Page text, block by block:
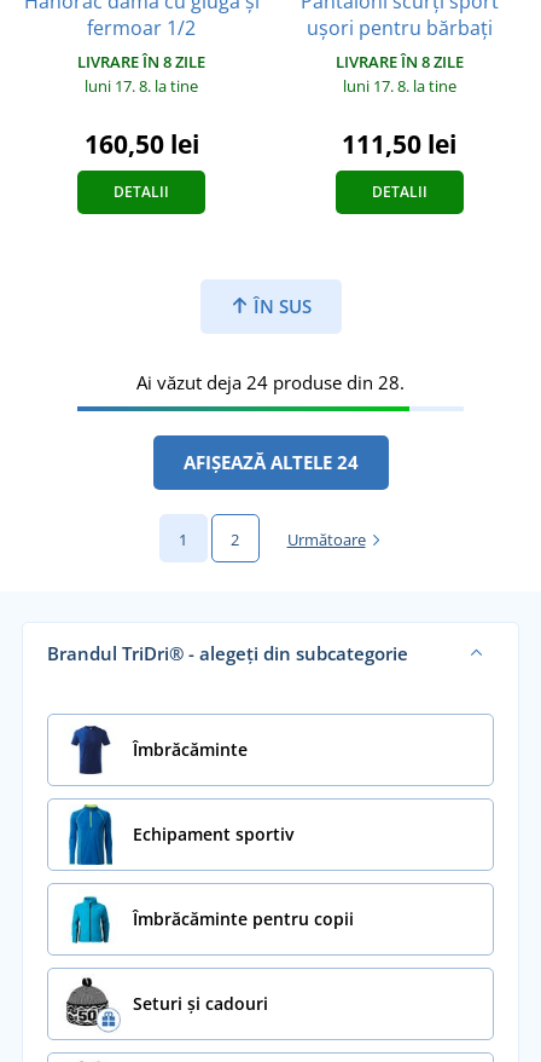
fermoar 1/2
LIVRARE ÎN 8 ZILE
luni 17. 8. la tine
160,50 lei
DETALII
ușori pentru bărbați
LIVRARE ÎN 8 ZILE
luni 17. 8. la tine
111,50 lei
DETALII
ÎN SUS
Ai văzut deja 24 produse din 28.
AFIȘEAZĂ ALTELE 24
1 2 Următoare
Brandul TriDri® - alegeți din subcategorie
Îmbrăcăminte
Echipament sportiv
Îmbrăcăminte pentru copii
Seturi și cadouri